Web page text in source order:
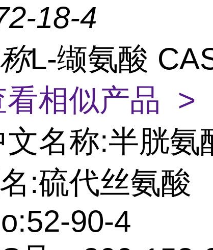
18-4
L-缬氨酸
看相似产品 >
文名称:半胱氨
:硫代丝氨酸
90-4